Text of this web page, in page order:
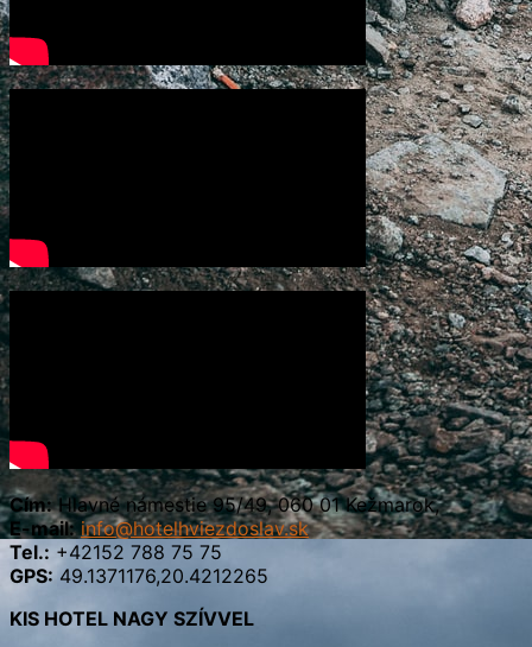
Cím:Hlavné námestie 95/49, 060 01 Kežmarok,
E-mail: info@hotelhviezdoslav.sk
Tel.: +42152 788 75 75
GPS: 49.1371176,20.4212265
KIS HOTEL NAGY SZÍVVEL